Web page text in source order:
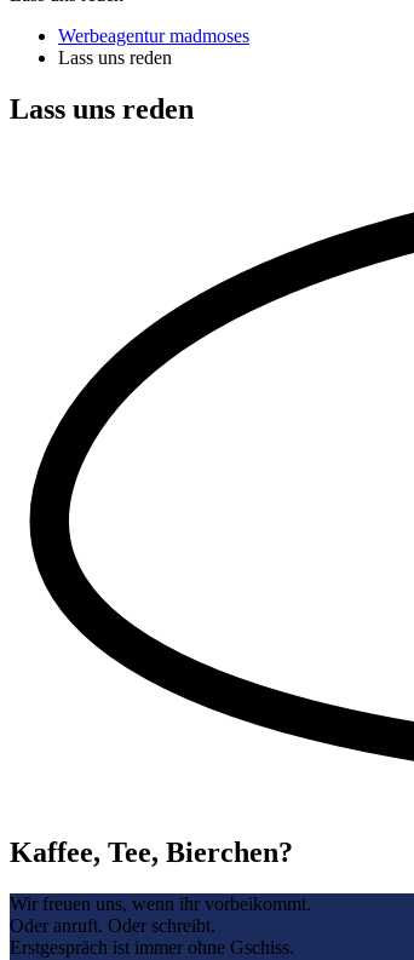
Werbeagentur madmoses
Lass uns reden
Lass uns reden
Kaffee, Tee, Bierchen?
Wir freuen uns, wenn ihr vorbeikommt.
Oder anruft. Oder schreibt.
Erstgespräch ist immer ohne Gschiss.